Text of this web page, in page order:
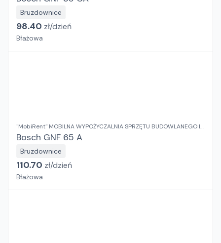
Bruzdownice
98.40 zł/dzień
Błażowa
"MobiRent" MOBILNA WYPOŻYCZALNIA SPRZĘTU BUDOWLANEGO I
OGRODOWEGO Jaroslaw Rybka
Bosch GNF 65 A
Bruzdownice
110.70 zł/dzień
Błażowa